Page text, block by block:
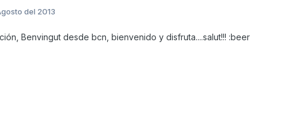
del 2013
Benvingut desde bcn, bienvenido y disfruta....salut!!! :beer